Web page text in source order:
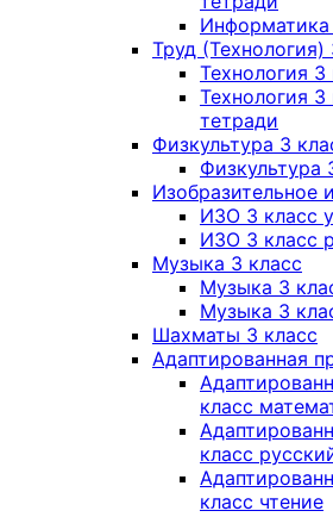
Информатика
Труд (Технология)
Технология 3
Технология
тетради
Физкультура 3
Физкультура
Изобразительное
ИЗО 3 класс
ИЗО 3 класс
Музыка 3 класс
Музыка 3
Музыка 3
Шахматы 3 класс
Адаптированная
класс
класс
класс чтение